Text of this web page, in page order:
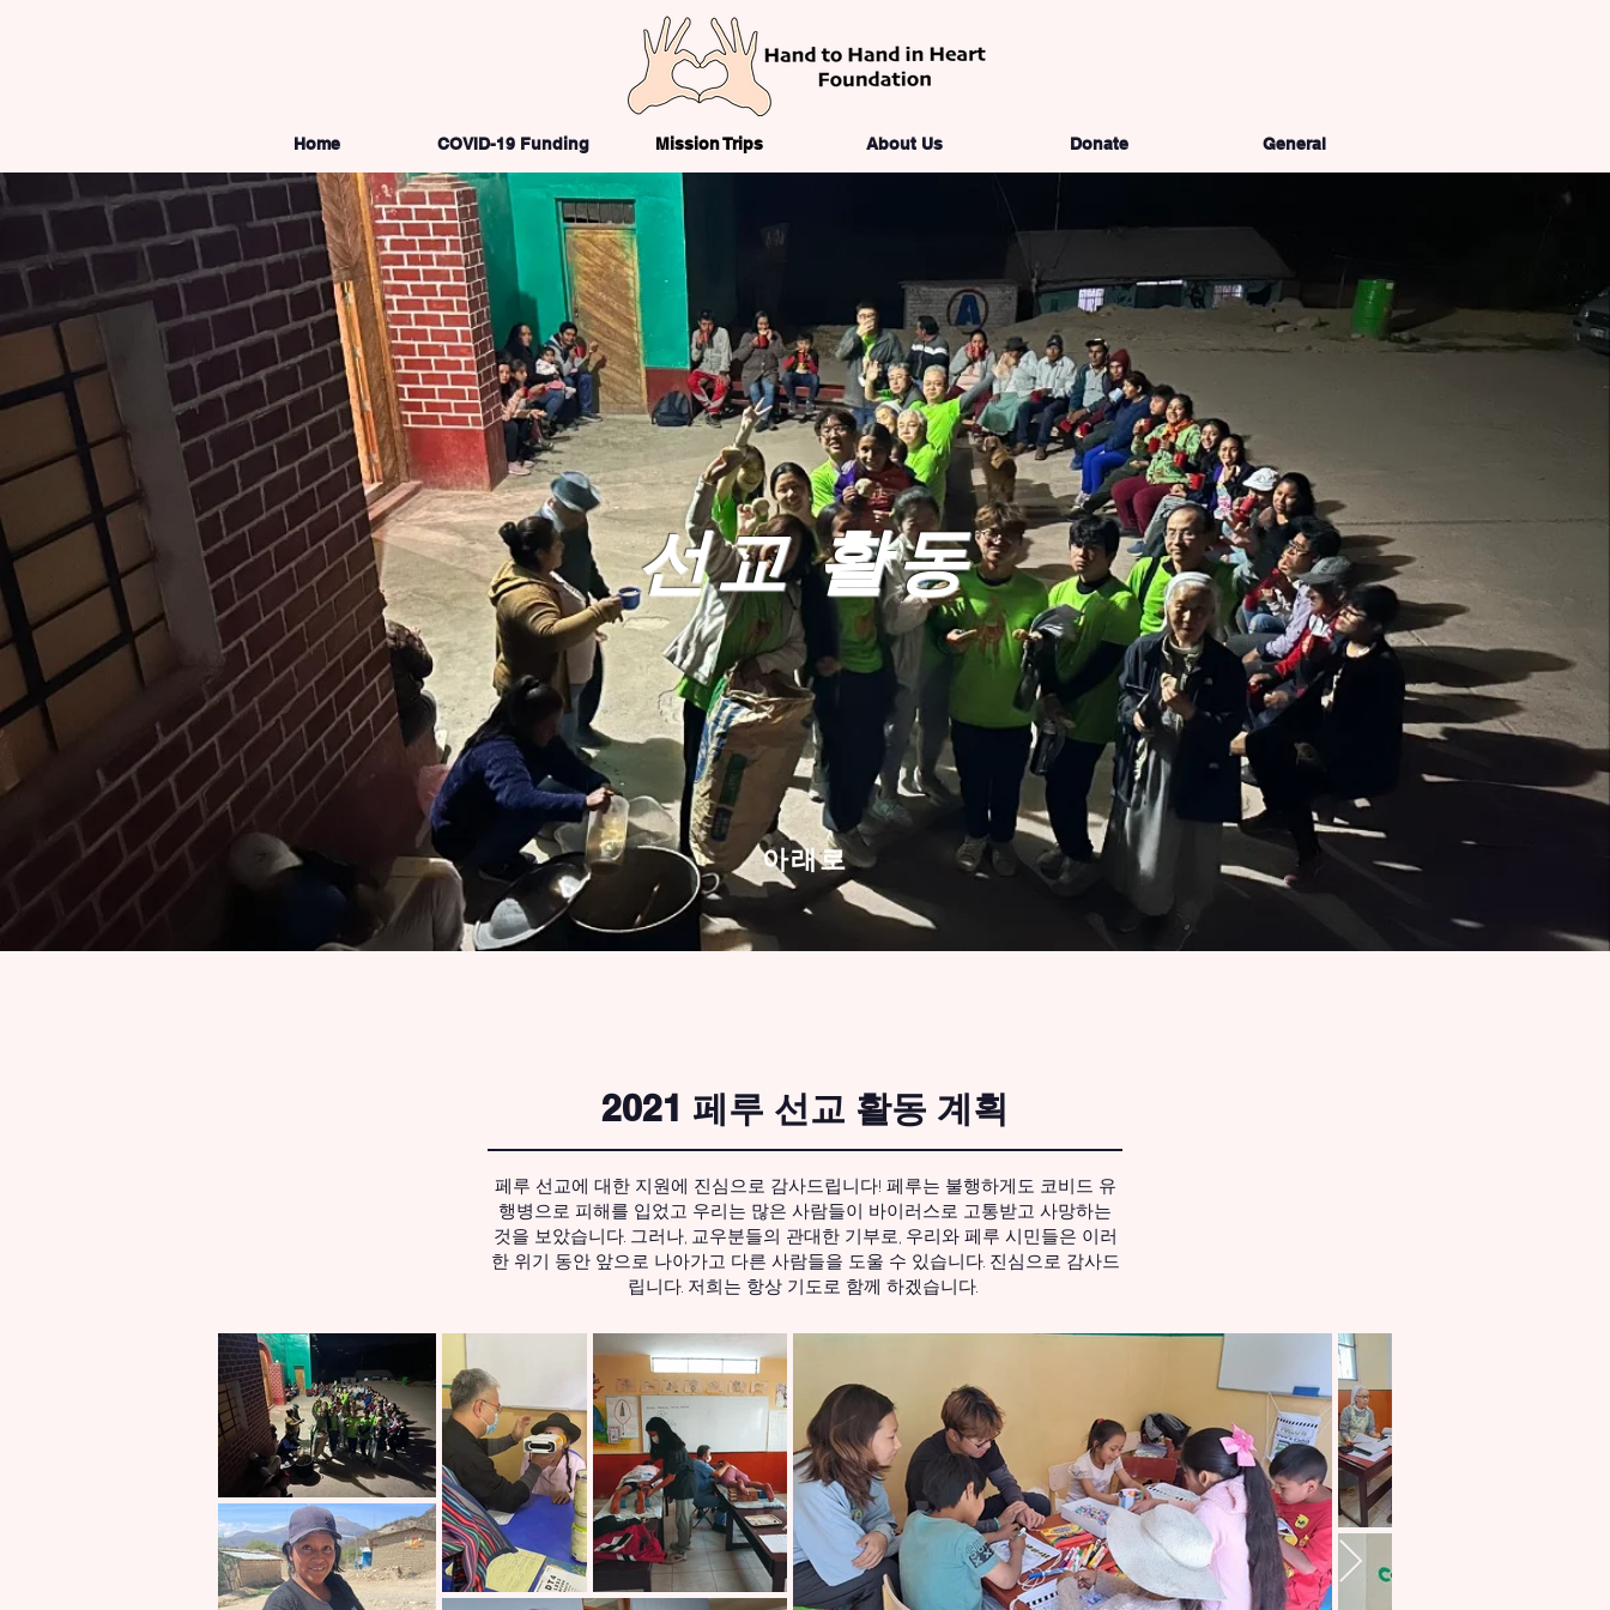
Home COVID-19 Funding Mission Trips About Us Donate General
선교 활동
아래로
2021 페루 선교 활동 계획
페루 선교에 대한 지원에 진심으로 감사드립니다! 페루는 불행하게도 코비드 유
행병으로 피해를 입었고 우리는 많은 사람들이 바이러스로 고통받고 사망하는
것을 보았습니다. 그러나, 교우분들의 관대한 기부로, 우리와 페루 시민들은 이러
한 위기 동안 앞으로 나아가고 다른 사람들을 도울 수 있습니다. 진심으로 감사드
립니다. 저희는 항상 기도로 함께 하겠습니다.